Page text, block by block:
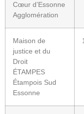
Cœur d’Essonne
Agglomération
Maison de
justice et du
Droit
ÉTAMPES
Étampois Sud
Essonne